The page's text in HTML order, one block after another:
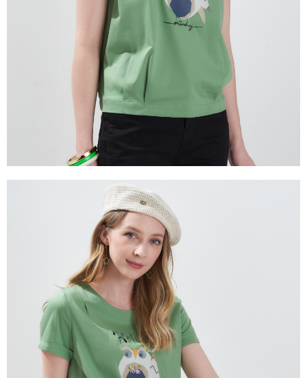
１．透過由恩沛科技股份有限公司提供之「AFTEE先享後付」服務完成之交
易，需依本服務之必要範圍內提供個人資料，並將交易相關給付款項請求債
權轉讓予恩沛科技股份有限公司。
２．關於個人資料處理事宜，請瀏覽以下網址：
https://aftee.tw/terms/#terms3
３．未成年的使用者請事先徵得法定代理人或監護人之同意方可使用
「AFTEE先享後付」，若未經同意申辦者引起之損失，本公司不負相關責
４．使用「AFTEE先享後付」時，將依據個別帳號之用戶狀況，依本公司即
時審查核予不同之上限額度；若仍有額度不足之情形，本公司將視審查結果
請求用戶進行身份認證。
５．嚴禁一人註冊多個帳號或使用他人資訊註冊。若發現惡意使用之情形，